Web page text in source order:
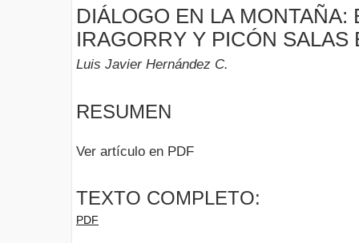
DIÁLOGO EN LA MONTAÑA:
IRAGORRY Y PICÓN SALAS
Luis Javier Hernández C.
RESUMEN
Ver artículo en PDF
TEXTO COMPLETO:
PDF